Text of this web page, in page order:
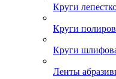
Круги
Круги
Круги
Ленты